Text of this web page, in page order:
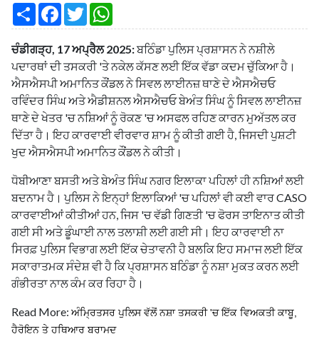
S
a
r
e
F
c
e
b
o
k
T
w
i
t
t
e
r
a
t
s
A
p
p
ਚੰਡੀਗੜ੍ਹ, 17 ਅਪ੍ਰੈਲ 2025:ਬਠਿੰਡਾ ਪੁਲਿਸ ਪ੍ਰਸ਼ਾਸਨ ਨੇ ਨਸ਼ੀਲੇ
ਪਦਾਰਥਾਂ ਦੀ ਤਸਕਰੀ 'ਤੇ ਨਕੇਲ ਕੱਸਣ ਲਈ ਇੱਕ ਵੱਡਾ ਕਦਮ ਚੁੱਕਿਆ ਹੈ।
ਐਸਐਸਪੀ ਅਮਾਨਿਤ ਕੌਂਡਲ ਨੇ ਸਿਵਲ ਲਾਈਨਜ਼ ਥਾਣੇ ਦੇ ਐਸਐਚਓ
ਰਵਿੰਦਰ ਸਿੰਘ ਅਤੇ ਐਡੀਸ਼ਨਲ ਐਸਐਚਓ ਬੇਅੰਤ ਸਿੰਘ ਨੂੰ ਸਿਵਲ ਲਾਈਨਜ਼
ਥਾਣੇ ਦੇ ਖੇਤਰ 'ਚ ਨਸ਼ਿਆਂ ਨੂੰ ਰੋਕਣ 'ਚ ਅਸਫਲ ਰਹਿਣ ਕਾਰਨ ਮੁਅੱਤਲ ਕਰ
ਦਿੱਤਾ ਹੈ। ਇਹ ਕਾਰਵਾਈ ਵੀਰਵਾਰ ਸ਼ਾਮ ਨੂੰ ਕੀਤੀ ਗਈ ਹੈ, ਜਿਸਦੀ ਪੁਸ਼ਟੀ
ਖੁਦ ਐਸਐਸਪੀ ਅਮਾਨਿਤ ਕੌਂਡਲ ਨੇ ਕੀਤੀ।
ਧੋਬੀਆਣਾ ਬਸਤੀ ਅਤੇ ਬੇਅੰਤ ਸਿੰਘ ਨਗਰ ਇਲਾਕਾ ਪਹਿਲਾਂ ਹੀ ਨਸ਼ਿਆਂ ਲਈ
ਬਦਨਾਮ ਹੈ। ਪੁਲਿਸ ਨੇ ਇਨ੍ਹਾਂ ਇਲਾਕਿਆਂ 'ਚ ਪਹਿਲਾਂ ਵੀ ਕਈ ਵਾਰ CASO
ਕਾਰਵਾਈਆਂ ਕੀਤੀਆਂ ਹਨ, ਜਿਸ 'ਚ ਵੱਡੀ ਗਿਣਤੀ 'ਚ ਫੋਰਸ ਤਾਇਨਾਤ ਕੀਤੀ
ਗਈ ਸੀ ਅਤੇ ਡੂੰਘਾਈ ਨਾਲ ਤਲਾਸ਼ੀ ਲਈ ਗਈ ਸੀ। ਇਹ ਕਾਰਵਾਈ ਨਾ
ਸਿਰਫ਼ ਪੁਲਿਸ ਵਿਭਾਗ ਲਈ ਇੱਕ ਚੇਤਾਵਨੀ ਹੈ ਬਲਕਿ ਇਹ ਸਮਾਜ ਲਈ ਇੱਕ
ਸਕਾਰਾਤਮਕ ਸੰਦੇਸ਼ ਵੀ ਹੈ ਕਿ ਪ੍ਰਸ਼ਾਸਨ ਬਠਿੰਡਾ ਨੂੰ ਨਸ਼ਾ ਮੁਕਤ ਕਰਨ ਲਈ
ਗੰਭੀਰਤਾ ਨਾਲ ਕੰਮ ਕਰ ਰਿਹਾ ਹੈ।
Read More: ਅੰਮ੍ਰਿਤਸਰ ਪੁਲਿਸ ਵੱਲੋਂ ਨਸ਼ਾ ਤਸਕਰੀ 'ਚ ਇੱਕ ਵਿਅਕਤੀ ਕਾਬੂ,
ਹੈਰੋਇਨ ਤੇ ਹਥਿਆਰ ਬਰਾਮਦ